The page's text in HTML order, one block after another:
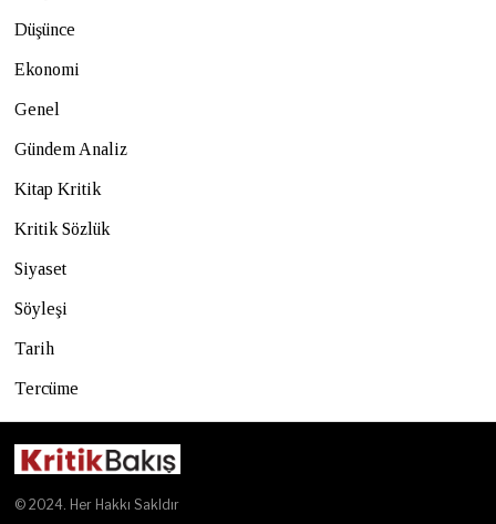
Düşünce
Ekonomi
Genel
Gündem Analiz
Kitap Kritik
Kritik Sözlük
Siyaset
Söyleşi
Tarih
Tercüme
© 2024. Her Hakkı Sakldır